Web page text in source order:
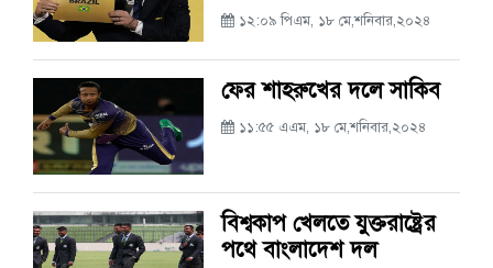
১২:০৯ পিএম, ১৮ মে,শনিবার,২০২৪
ফের শাহরুখের দলে সাকিব
১১:৫৫ এএম, ১৮ মে,শনিবার,২০২৪
বিশ্বকাপ খেলতে যুক্তরাষ্ট্রের
পথে বাংলাদেশ দল